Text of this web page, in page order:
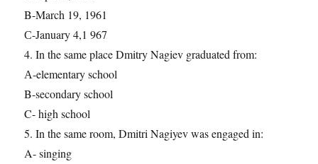
B-March 19, 1961
С-January 4,1 967
4. In the same place Dmitry Nagiev graduated from:
А-elementary school
B-secondary school
C- high school
5. In the same room, Dmitri Nagiyev was engaged in:
A- singing